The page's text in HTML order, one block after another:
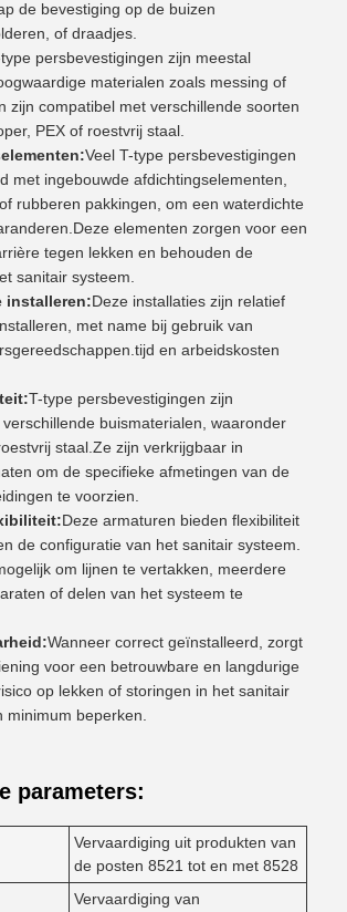
de bevestiging op de buizen
of draadjes.
persbevestigingen zijn meestal
materialen zoals messing of
zijn compatibel met verschillende soorten
PEX of roestvrij staal.
Veel T-type persbevestigingen
met ingebouwde afdichtingselementen,
rubberen pakkingen, om een waterdichte
elementen zorgen voor een
tegen lekken en behouden de
sanitair systeem.
installeren:Deze installaties zijn relatief
met name bij gebruik van
en arbeidskosten
T-type persbevestigingen zijn
buismaterialen, waaronder
staal.Ze zijn verkrijgbaar in
om de specifieke afmetingen van de
te voorzien.
Deze armaturen bieden flexibiliteit
de configuratie van het sanitair systeem.
om lijnen te vertakken, meerdere
of delen van het systeem te
Wanneer correct geïnstalleerd, zorgt
voor een betrouwbare en langdurige
op lekken of storingen in het sanitair
minimum beperken.
parameters:
Vervaardiging uit produkten van
de posten 8521 tot en met 8528
Vervaardiging van